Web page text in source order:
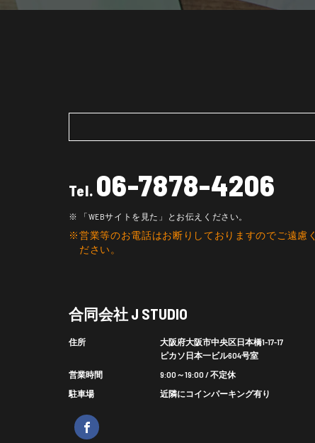
Tel. 06-7878-4206
「WEBサイトを見た」とお伝えください。
営業等のお電話はお断りしておりますのでご遠慮く
ださい。
合同会社 J STUDIO
住所
大阪府大阪市中央区日本橋1-17-17
ピカソ日本一ビル604号室
営業時間
9:00～19:00 / 不定休
駐車場
近隣にコインパーキング有り